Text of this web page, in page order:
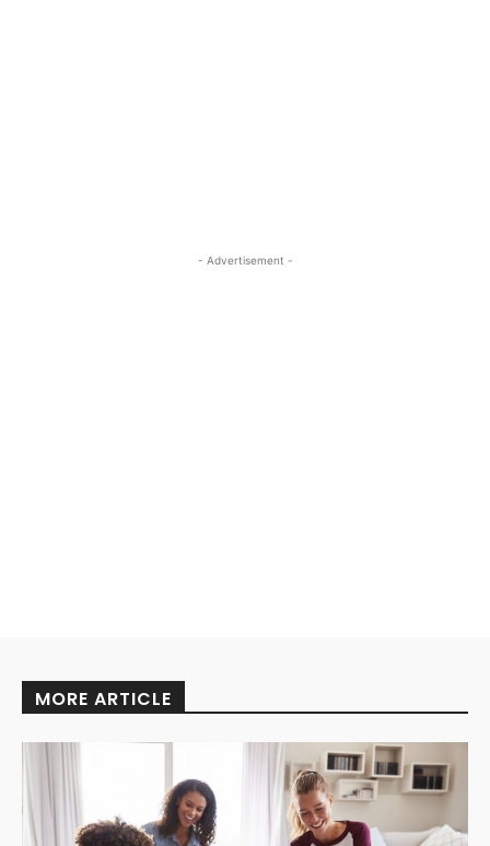
- Advertisement -
MORE ARTICLE